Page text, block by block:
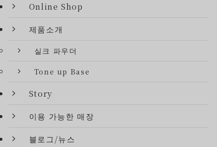
Online Shop
제품소개
실크 파우더
Tone up Base
Story
이용 가능한 매장
블로그/뉴스